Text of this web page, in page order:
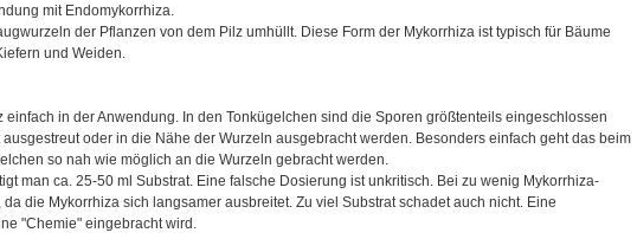
mit Endomykorrhiza.
der Pflanzen von dem Pilz umhüllt. Diese Form der Mykorrhiza ist typisch für Bäume
und Weiden.
in der Anwendung. In den Tonkügelchen sind die Sporen größtenteils eingeschlossen
oder in die Nähe der Wurzeln ausgebracht werden. Besonders einfach geht das beim
so nah wie möglich an die Wurzeln gebracht werden.
man ca. 25-50 ml Substrat. Eine falsche Dosierung ist unkritisch. Bei zu wenig Mykorrhiza-
die Mykorrhiza sich langsamer ausbreitet. Zu viel Substrat schadet auch nicht. Eine
"Chemie" eingebracht wird.